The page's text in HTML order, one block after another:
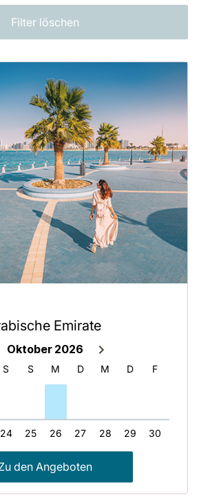
Filter löschen
Emirate
Oktober 2026
S
24
S
25
M
26
D
27
M
28
D
29
F
30
den Angeboten